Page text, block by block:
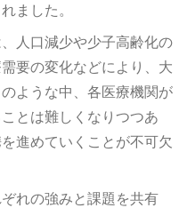
ました。
人口減少や少子高齢化の
要の変化などにより、大
ような中、各医療機関が
とは難しくなりつつあ
進めていくことが不可欠
れの強みと課題を共有